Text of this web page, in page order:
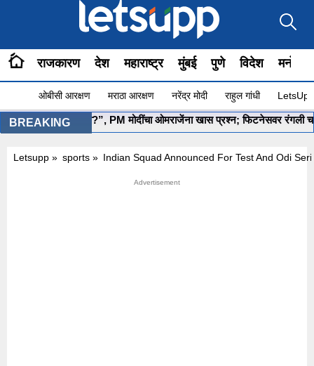
राजकारण देश महाराष्ट्र मुंबई पुणे विदेश
ओबीसी आरक्षण मराठा आरक्षण नरेंद्र मोदी राहुल गांधी
BREAKING
”योग सुरू आहे ना?”, PM मोदींचा ओमराजेंना खास प्रश्न; फिटनेसवर रंगली चर्चा •
Letsupp » sports » Indian Squad Announced For Test And Odi